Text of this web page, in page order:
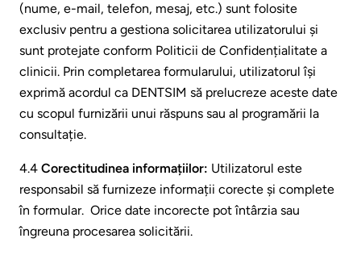
(nume, e-mail, telefon, mesaj, etc.) sunt folosite
exclusiv pentru a gestiona solicitarea utilizatorului și
sunt protejate conform Politicii de Confidențialitate a
clinicii. Prin completarea formularului, utilizatorul își
exprimă acordul ca DENTSIM să prelucreze aceste date
cu scopul furnizării unui răspuns sau al programării la
consultație.
4.4 Corectitudinea informațiilor: Utilizatorul este
responsabil să furnizeze informații corecte și complete
în formular. Orice date incorecte pot întârzia sau
îngreuna procesarea solicitării.